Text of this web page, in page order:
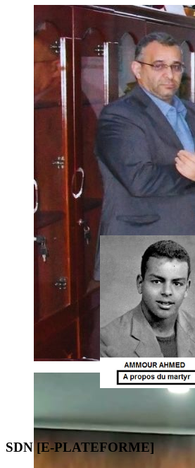
SDN [E-PLATEFORME]